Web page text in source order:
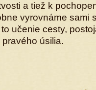
a tiež k
vyrovnáme sami
učenie cesty,
úsilia.